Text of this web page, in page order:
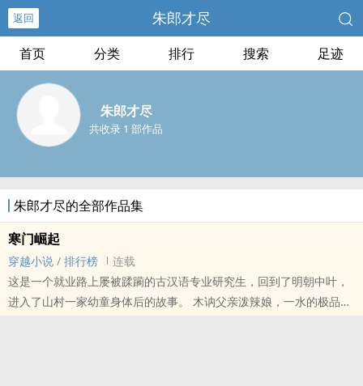
返回 朱郎才尽
首页 分类 排行 搜索 足迹
朱郎才尽
共收录 1 部作品
朱郎才尽的全部作品集
寒门崛起
穿越小说 / 排行榜
连载
这是一个就业路上屡被蹂躏的古汉语专业研究生，回到了明朝中叶，
进入了山村一家幼童身体后的故事。 木讷父亲泼辣娘，一水的极品亲